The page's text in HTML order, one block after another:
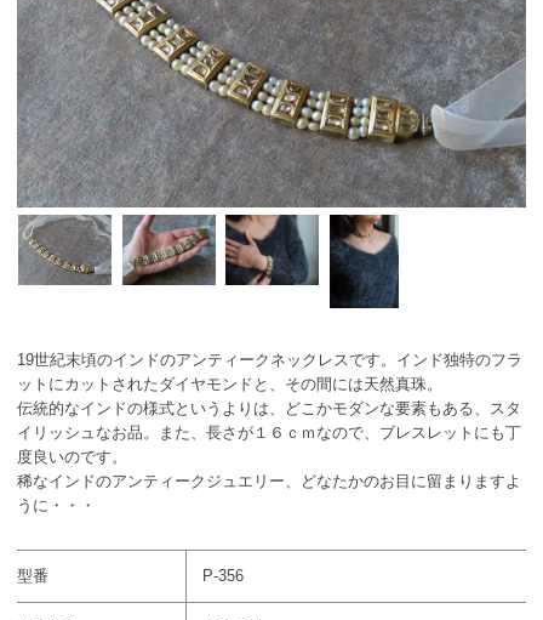
19世紀末頃のインドのアンティークネックレスです。インド独特のフラ
ットにカットされたダイヤモンドと、その間には天然真珠。
伝統的なインドの様式というよりは、どこかモダンな要素もある、スタ
イリッシュなお品。また、長さが１６ｃｍなので、ブレスレットにも丁
度良いのです。
稀なインドのアンティークジュエリー、どなたかのお目に留まりますよ
うに・・・
型番 P-356